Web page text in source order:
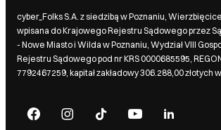
cyber_Folks S.A. z siedzibą w Poznaniu,
wpisana do Krajowego Rejestru Sądowego przez
- Nowe Miasto i Wilda w Poznaniu, Wydział VIII
Rejestru Sądowego pod nr KRS 0000685595,
7792467259, kapitał zakładowy 306.288,00 złotych